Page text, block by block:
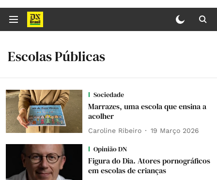
Escolas Públicas
Sociedade
Marrazes, uma escola que ensina a
acolher
Caroline Ribeiro 19 Março 2026
Opinião DN
Figura do Dia. Atores pornográficos
em escolas de crianças